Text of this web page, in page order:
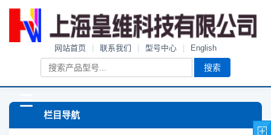
网站首页 联系我们 型号中心 English
搜索
☰
栏目导航